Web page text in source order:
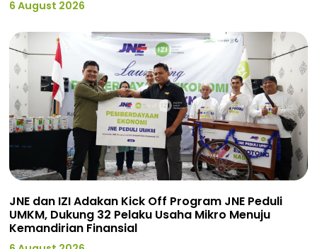
6 August 2026
JNE dan IZI Adakan Kick Off Program JNE Peduli
UMKM, Dukung 32 Pelaku Usaha Mikro Menuju
Kemandirian Finansial